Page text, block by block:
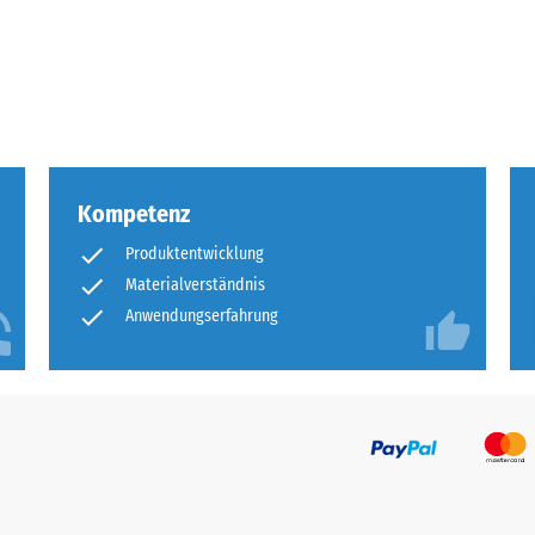
Kompetenz
Produktentwicklung
Materialverständnis
Anwendungserfahrung